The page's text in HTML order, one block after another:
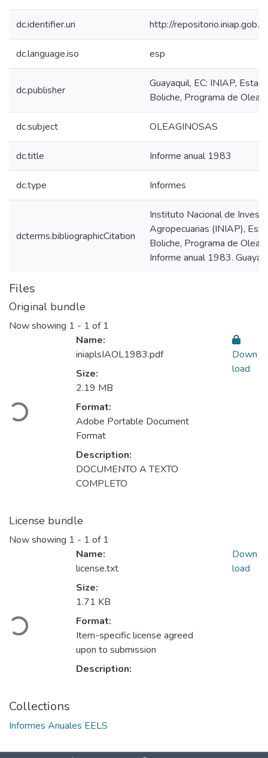
dc.identifier.uri http://
dc.language.iso esp
dc.publisher
Guayaquil, EC: INIAP,
Boliche, Programa de
dc.subject OLEAGINOSAS
dc.title Informe anual 1983
dc.type Informes
dcterms.bibliographicCitation
Instituto Nacional de
Agropecuarias (INIAP),
Boliche, Programa de
Informe anual 1983.
Files
Original bundle
Now showing 1 - 1 of 1
Loading...
Name:
iniaplsIAOL1983.pdf
Size:
2.19 MB
Format:
Adobe Portable Document
Format
Description:
DOCUMENTO A TEXTO
COMPLETO
Down
load
License bundle
Now showing 1 - 1 of 1
Loading...
Name:
license.txt
Size:
1.71 KB
Format:
Item-specific license agreed
upon to submission
Description:
Down
load
Collections
Informes Anuales EELS